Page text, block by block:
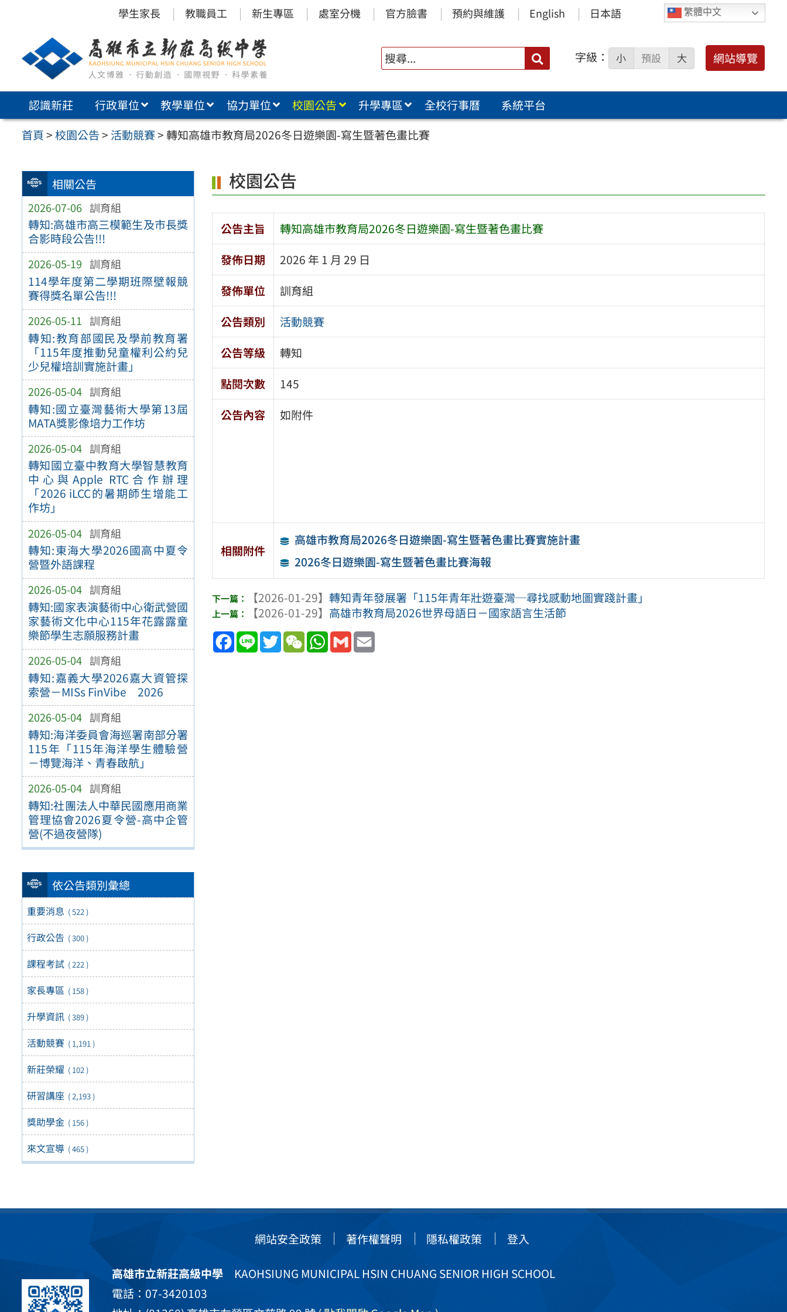
內
繁體中文
學生家長 教職員工 新生專區 處室分機 官方臉書 預約與維護 English 日本語
搜
尋：
字級： 小 預設 大 網站導覽
認識新莊 行政單位 教學單位 協力單位 校園公告 升學專區 全校行事曆
系統平台
首頁>校園公告> 活動競賽>轉知高雄市教育局2026冬日遊樂園-寫生暨著色畫比賽
相關公告
2026-07-06 訓育組
轉知:高雄市高三模範生及市長獎
合影時段公告!!!
2026-05-19 訓育組
114學年度第二學期班際壁報競
賽得獎名單公告!!!
2026-05-11 訓育組
轉知:教育部國民及學前教育署
「115年度推動兒童權利公約兒
少兒權培訓實施計畫」
2026-05-04 訓育組
轉知:國立臺灣藝術大學第13屆
MATA獎影像培力工作坊
2026-05-04 訓育組
轉知國立臺中教育大學智慧教育
中心與Apple RTC合作辦理
「2026 iLCC的暑期師生增能工
作坊」
2026-05-04 訓育組
轉知:東海大學2026國高中夏令
營暨外語課程
2026-05-04 訓育組
轉知:國家表演藝術中心衛武營國
家藝術文化中心115年花露露童
樂節學生志願服務計畫
2026-05-04 訓育組
轉知:嘉義大學2026嘉大資管探
索營－MISs FinVibe 2026
2026-05-04 訓育組
轉知:海洋委員會海巡署南部分署
115年「115年海洋學生體驗營
－博覽海洋、青春啟航」
2026-05-04 訓育組
轉知:社團法人中華民國應用商業
管理協會2026夏令營-高中企管
營(不過夜營隊)
依公告類別彙總
重要消息 ( 522 )
行政公告 ( 300 )
課程考試 ( 222 )
家長專區 ( 158 )
升學資訊 ( 389 )
活動競賽 ( 1,191 )
新莊榮耀 ( 102 )
研習講座 ( 2,193 )
獎助學金 ( 156 )
來文宣導 ( 465 )
校園公告
公告主旨
轉知高雄市教育局2026冬日遊樂園-寫生暨著色畫比賽
發佈日期
2026 年 1 月 29 日
發佈單位
訓育組
公告類別
活動競賽
公告等級
轉知
點閱次數
145
公告內容
如附件
相關附件
高雄市教育局2026冬日遊樂園-寫生暨著色畫比賽實施計畫
2026冬日遊樂園-寫生暨著色畫比賽海報
【2026-01-29】轉知青年發展署「115年青年壯遊臺灣─尋找感動地圖實踐計畫」
【2026-01-29】 高雄市教育局2026世界母語日－國家語言生活節
Facebook
Line TwitterWeChatWhatsApp
Gmail
網站安全政策 著作權聲明 隱私權政策 登入
高雄市立新莊高級中學KAOHSIUNG MUNICIPAL HSIN CHUANG SENIOR HIGH SCHOOL
電話：07-3420103